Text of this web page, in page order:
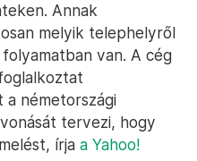
Annak
melyik telephelyről
van. A cég
a németországi
tervezi, hogy
írja a Yahoo!